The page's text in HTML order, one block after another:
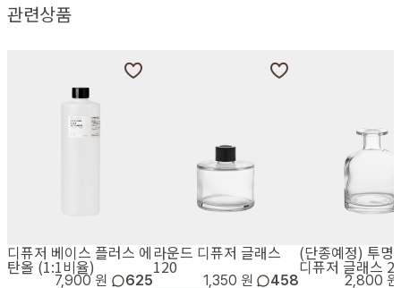
관련상품
디퓨저 베이스 플러스 에
탄올 (1:1비율)
7,900 원 625
라운드 디퓨저 글래스
120
1,350 원 458
(단종예정) 투명
디퓨저 글래스
2,800 원